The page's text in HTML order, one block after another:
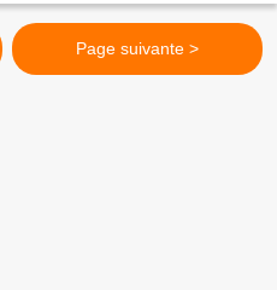
Page suivante >